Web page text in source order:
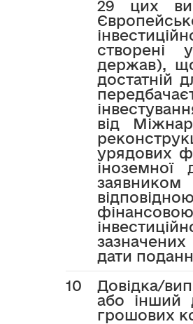
29 цих
створені
держав),
достатній
від
урядових
дати
10
Довідка/
або інший
грошових